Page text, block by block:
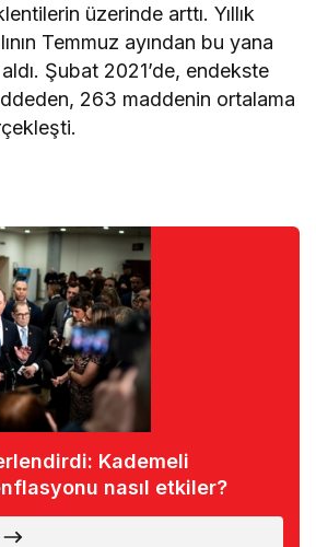
üzerinde arttı. Yıllık
Temmuz ayından bu yana
Şubat 2021’de, endekste
263 maddenin ortalama
Kademeli
nasıl etkiler?